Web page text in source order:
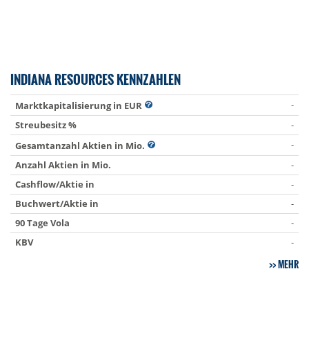
INDIANA RESOURCES KENNZAHLEN
Marktkapitalisierung in EUR
-
Streubesitz %
-
Gesamtanzahl Aktien in Mio.
-
Anzahl Aktien in Mio.
-
Cashflow/Aktie in
-
Buchwert/Aktie in
-
90 Tage Vola
-
KBV
-
MEHR